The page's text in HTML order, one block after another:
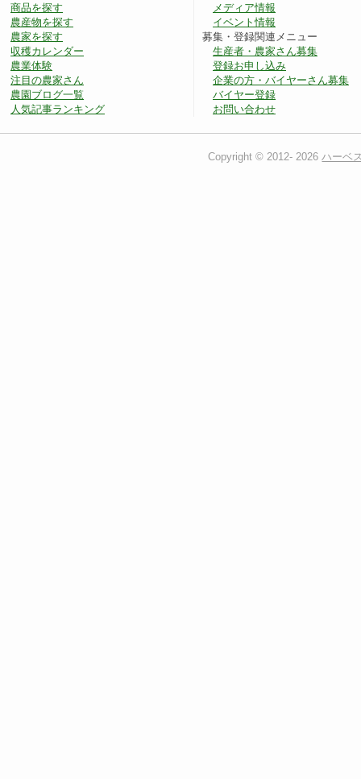
商品を探す
農産物を探す
農家を探す
収穫カレンダー
農業体験
注目の農家さん
農園ブログ一覧
人気記事ランキング
メディア情報
イベント情報
募集・登録関連メニュー
生産者・農家さん募集
登録お申し込み
企業の方・バイヤーさん募集
バイヤー登録
お問い合わせ
Copyright © 2012-2026ハーベ